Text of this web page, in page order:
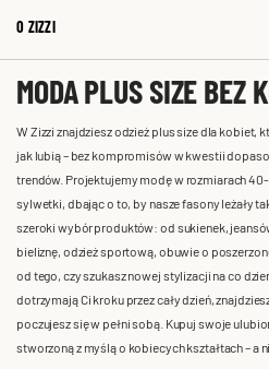
O ZIZZI
MODA PLUS SIZE BEZ
W Zizzi znajdziesz odzież plus size dla kobiet,
jak lubią – bez kompromisów w kwestii
trendów. Projektujemy modę w rozmiarach
sylwetki, dbając o to, by nasze fasony leżały
szeroki wybór produktów: od sukienek,
bieliznę, odzież sportową, obuwie o
od tego, czy szukasz nowej stylizacji na co
dotrzymają Ci kroku przez cały dzień,
poczujesz się w pełni sobą. Kupuj swoje
stworzoną z myślą o kobiecych kształtach – a